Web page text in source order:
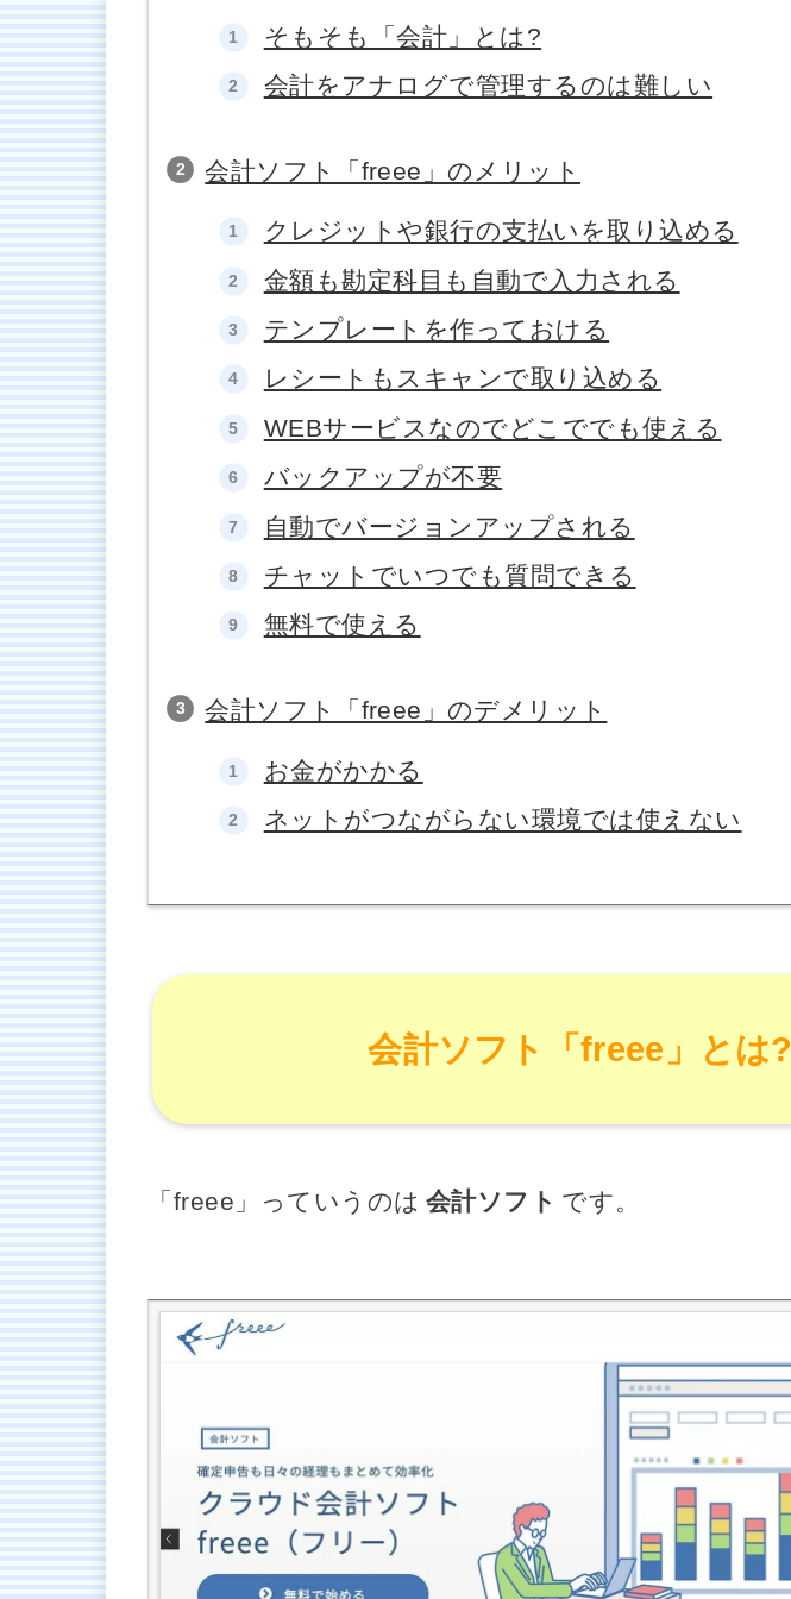
そもそも「会計」とは?
会計をアナログで管理するのは難しい
会計ソフト「freee」のメリット
クレジットや銀行の支払いを取り込める
金額も勘定科目も自動で入力される
テンプレートを作っておける
レシートもスキャンで取り込める
WEBサービスなのでどこででも使える
バックアップが不要
自動でバージョンアップされる
チャットでいつでも質問できる
無料で使える
会計ソフト「freee」のデメリット
お金がかかる
ネットがつながらない環境では使えない
会計ソフト「freee」とは?
「freee」っていうのは 会計ソフト です。